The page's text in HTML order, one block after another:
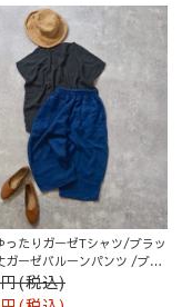
ったりガーゼTシャツ/ブラッ
ガーゼバルーンパンツ /ブル
(税込)